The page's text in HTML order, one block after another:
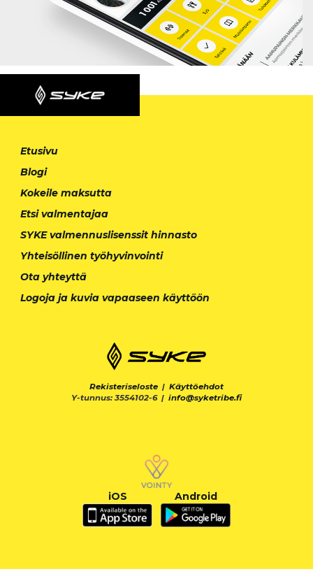
Etusivu
Blogi
Kokeile maksutta
Etsi valmentajaa
SYKE valmennuslisenssit hinnasto
Yhteisöllinen työhyvinvointi
Ota yhteyttä
Logoja ja kuvia vapaaseen käyttöön
Rekisteriseloste | Käyttöehdot
Y-tunnus: 3554102-6 | info@syketribe.fi
iOS Android